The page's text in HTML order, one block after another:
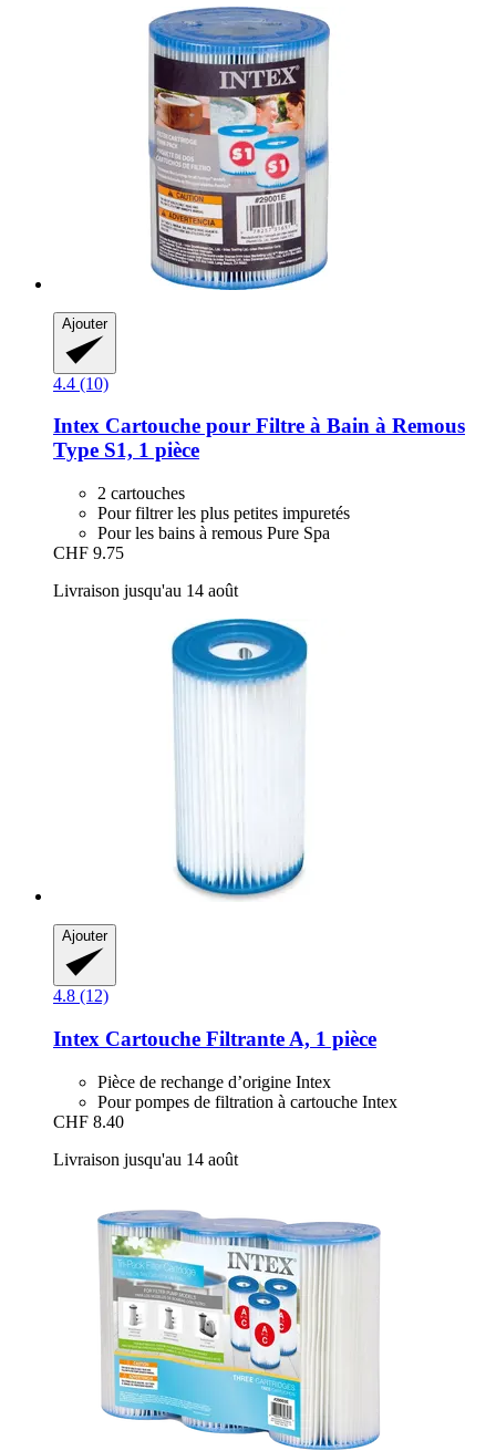
Ajouter
4.4 (10)
Intex Cartouche pour Filtre à Bain à Remous
Type S1, 1 pièce
2 cartouches
Pour filtrer les plus petites impuretés
Pour les bains à remous Pure Spa
CHF 9.75
Livraison jusqu'au 14 août
Ajouter
4.8 (12)
Intex Cartouche Filtrante A, 1 pièce
Pièce de rechange d’origine Intex
Pour pompes de filtration à cartouche Intex
CHF 8.40
Livraison jusqu'au 14 août